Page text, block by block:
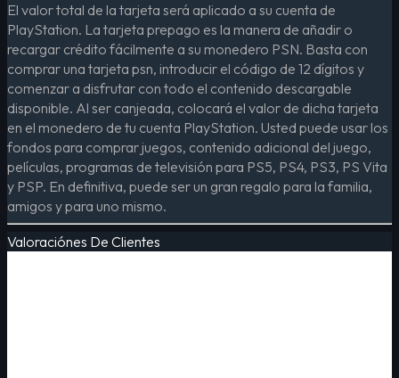
El valor total de la tarjeta será aplicado a su cuenta de
PlayStation. La tarjeta prepago es la manera de añadir o
recargar crédito fácilmente a su monedero PSN. Basta con
comprar una tarjeta psn, introducir el código de 12 dígitos y
comenzar a disfrutar con todo el contenido descargable
disponible. Al ser canjeada, colocará el valor de dicha tarjeta
en el monedero de tu cuenta PlayStation. Usted puede usar los
fondos para comprar juegos, contenido adicional del juego,
películas, programas de televisión para PS5, PS4, PS3, PS Vita
y PSP. En definitiva, puede ser un gran regalo para la familia,
amigos y para uno mismo.
Valoraciónes De Clientes